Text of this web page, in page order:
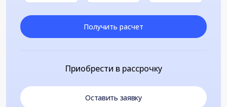
Получить расчет
Приобрести в рассрочку
Оставить заявку